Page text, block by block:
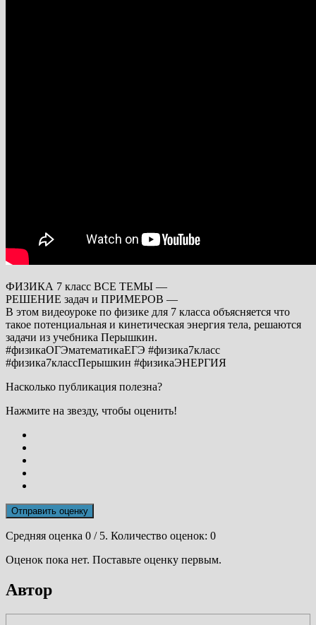
ФИЗИКА 7 класс ВСЕ ТЕМЫ —
РЕШЕНИЕ задач и ПРИМЕРОВ —
В этом видеоуроке по физике для 7 класса объясняется что
такое потенциальная и кинетическая энергия тела, решаются
задачи из учебника Перышкин.
#физикаОГЭматематикаЕГЭ #физика7класс
#физика7классПерышкин #физикаЭНЕРГИЯ
Насколько публикация полезна?
Нажмите на звезду, чтобы оценить!
Отправить оценку
Средняя оценка 0 / 5. Количество оценок: 0
Оценок пока нет. Поставьте оценку первым.
Автор